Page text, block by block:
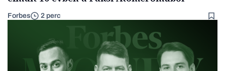
Forbes 2 perc